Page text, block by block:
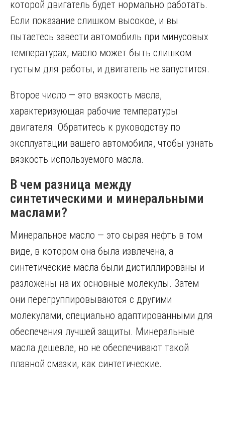
которой двигатель будет нормально работать.
Если показание слишком высокое, и вы
пытаетесь завести автомобиль при минусовых
температурах, масло может быть слишком
густым для работы, и двигатель не запустится.
Второе число — это вязкость масла,
характеризующая рабочие температуры
двигателя. Обратитесь к руководству по
эксплуатации вашего автомобиля, чтобы узнать
вязкость используемого масла.
В чем разница между
синтетическими и минеральными
маслами?
Минеральное масло — это сырая нефть в том
виде, в котором она была извлечена, а
синтетические масла были дистиллированы и
разложены на их основные молекулы. Затем
они перегруппировываются с другими
молекулами, специально адаптированными для
обеспечения лучшей защиты. Минеральные
масла дешевле, но не обеспечивают такой
плавной смазки, как синтетические.